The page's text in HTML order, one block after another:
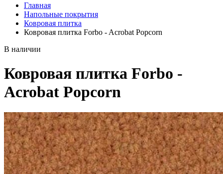
Главная
Напольные покрытия
Ковровая плитка
Ковровая плитка Forbo - Acrobat Popcorn
В наличии
Ковровая плитка Forbo -
Acrobat Popcorn